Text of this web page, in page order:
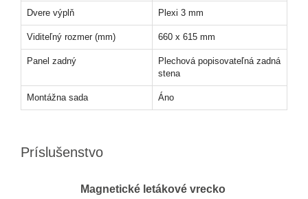
Dvere výplň Plexi 3 mm
Viditeľný rozmer (mm) 660 x 615 mm
Panel zadný
Plechová popisovateľná zadná
stena
Montážna sada Áno
Príslušenstvo
Magnetické letákové vrecko